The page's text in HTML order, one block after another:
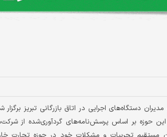
دستگاه‌های اجرایی در اتاق بازرگانی تبریز برگزار
حوزه بر اساس پرسش‌نامه‌های گردآوری‌شده از